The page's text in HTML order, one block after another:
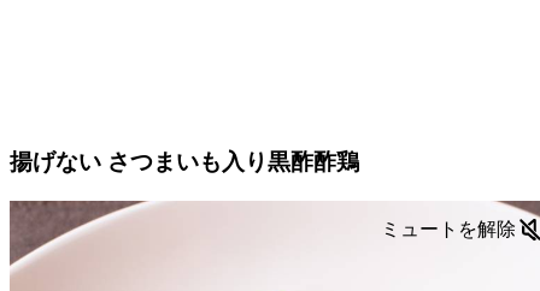
揚げない さつまいも入り黒酢酢鶏
ミュートを解除